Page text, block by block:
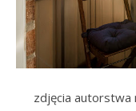
zdjęcia autorstwa